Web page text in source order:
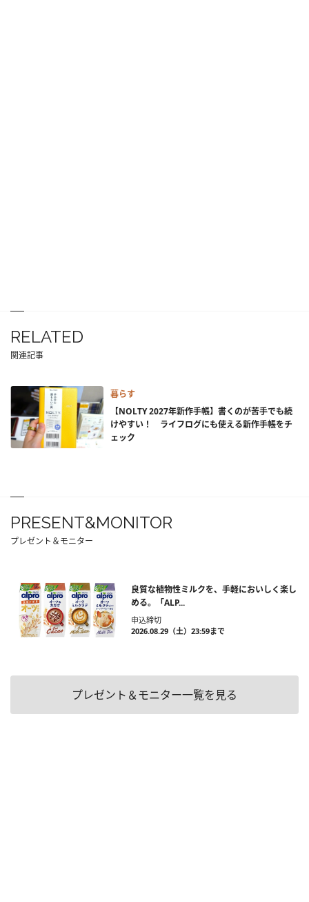
RELATED
関連記事
暮らす
【NOLTY 2027年新作手帳】書くのが苦手でも続
けやすい！ ライフログにも使える新作手帳をチ
ェック
PRESENT&MONITOR
プレゼント＆モニター
良質な植物性ミルクを、手軽においしく楽し
める。「ALP...
申込締切
2026.08.29（土）23:59まで
プレゼント＆モニター一覧を見る